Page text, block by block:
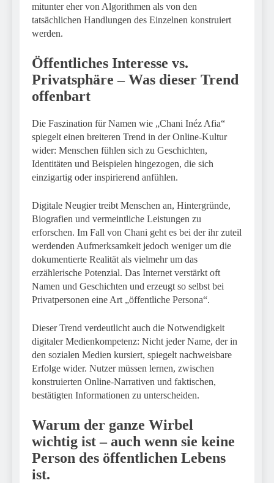
mitunter eher von Algorithmen als von den
tatsächlichen Handlungen des Einzelnen konstruiert
werden.
Öffentliches Interesse vs.
Privatsphäre – Was dieser Trend
offenbart
Die Faszination für Namen wie „Chani Inéz Afia“
spiegelt einen breiteren Trend in der Online-Kultur
wider: Menschen fühlen sich zu Geschichten,
Identitäten und Beispielen hingezogen, die sich
einzigartig oder inspirierend anfühlen.
Digitale Neugier treibt Menschen an, Hintergründe,
Biografien und vermeintliche Leistungen zu
erforschen. Im Fall von Chani geht es bei der ihr zuteil
werdenden Aufmerksamkeit jedoch weniger um die
dokumentierte Realität als vielmehr um das
erzählerische Potenzial. Das Internet verstärkt oft
Namen und Geschichten und erzeugt so selbst bei
Privatpersonen eine Art „öffentliche Persona“.
Dieser Trend verdeutlicht auch die Notwendigkeit
digitaler Medienkompetenz: Nicht jeder Name, der in
den sozialen Medien kursiert, spiegelt nachweisbare
Erfolge wider. Nutzer müssen lernen, zwischen
konstruierten Online-Narrativen und faktischen,
bestätigten Informationen zu unterscheiden.
Warum der ganze Wirbel
wichtig ist – auch wenn sie keine
Person des öffentlichen Lebens
ist.